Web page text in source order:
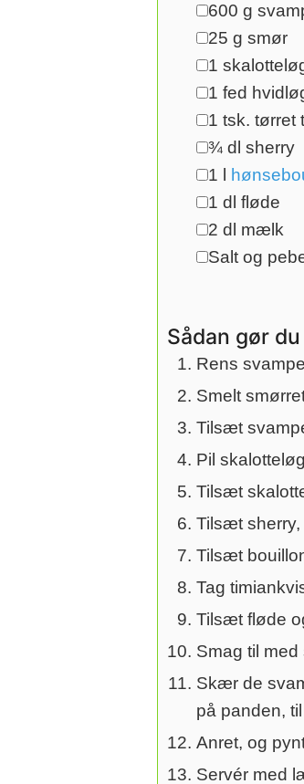
▢
600 g
▢
25 g smør
▢
1
▢
1 fed
▢
1 tsk. tørret
▢
¾ dl sherry
▢
1
▢
1 dl fløde
▢
2 dl
mælk
▢
Salt og
Sådan gør du
Rens
Smelt
Tilsæt
Pil
Tilsæt
Tilsæt sherry,
Tilsæt
Tag
Tilsæt fløde
Smag til med
Skær de
på panden,
Anret, og
Servér med